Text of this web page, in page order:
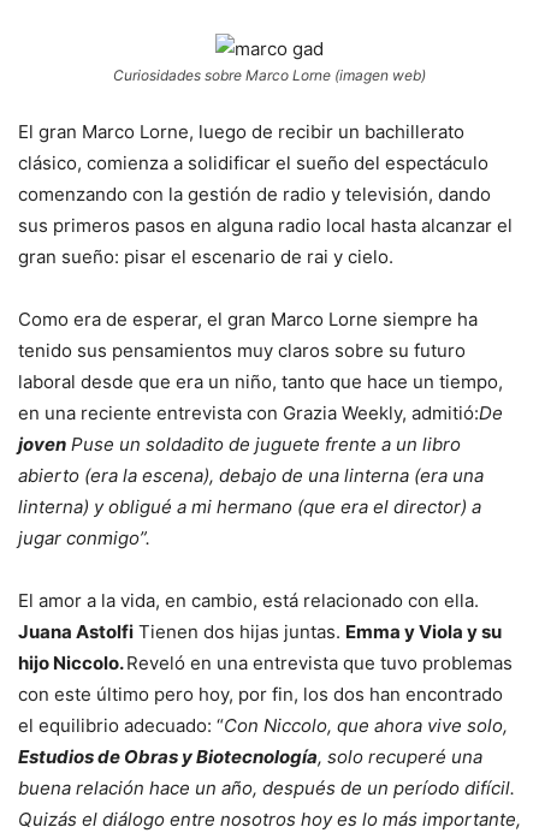
Curiosidades sobre Marco Lorne (imagen web)
El gran Marco Lorne, luego de recibir un bachillerato
clásico, comienza a solidificar el sueño del espectáculo
comenzando con la gestión de radio y televisión, dando
sus primeros pasos en alguna radio local hasta alcanzar el
gran sueño: pisar el escenario de rai y cielo.
Como era de esperar, el gran Marco Lorne siempre ha
tenido sus pensamientos muy claros sobre su futuro
laboral desde que era un niño, tanto que hace un tiempo,
en una reciente entrevista con Grazia Weekly, admitió:De
joven Puse un soldadito de juguete frente a un libro
abierto (era la escena), debajo de una linterna (era una
linterna) y obligué a mi hermano (que era el director) a
jugar conmigo”.
El amor a la vida, en cambio, está relacionado con ella.
Juana Astolfi Tienen dos hijas juntas. Emma y Viola y su
hijo Niccolo.Reveló en una entrevista que tuvo problemas
con este último pero hoy, por fin, los dos han encontrado
el equilibrio adecuado: “Con Niccolo, que ahora vive solo,
Estudios de Obras y Biotecnología, solo recuperé una
buena relación hace un año, después de un período difícil.
Quizás el diálogo entre nosotros hoy es lo más importante,